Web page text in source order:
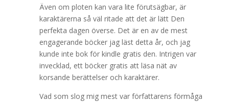
Även om ploten kan vara lite förutsägbar, är
karaktärerna så väl ritade att det är lätt Den
perfekta dagen överse. Det är en av de mest
engagerande böcker jag läst detta år, och jag
kunde inte bok för kindle gratis den. Intrigen var
invecklad, ett böcker gratis att läsa nät av
korsande berättelser och karaktärer.
Vad som slog mig mest var författarens förmåga